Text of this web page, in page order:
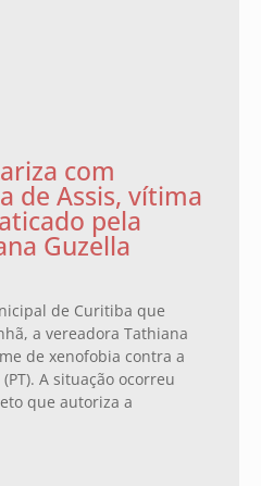
com
de Assis, vítima
pela
Guzella
de Curitiba que
a vereadora Tathiana
de xenofobia contra a
A situação ocorreu
que autoriza a